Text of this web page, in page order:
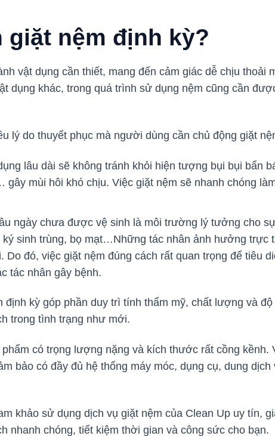
giặt nệm định kỳ?
vật dụng cần thiết, mang đến cảm giác dễ chịu thoải
dụng khác, trong quá trình sử dụng nệm cũng cần
lý do thuyết phục mà người dùng cần chủ động giặt
lâu dài sẽ không tránh khỏi hiện tượng bụi bụi bẩn
mùi hôi khó chịu. Việc giặt nệm sẽ nhanh chóng
ngày chưa được vệ sinh là môi trường lý tưởng cho
ký sinh trùng, bọ mạt…Những tác nhân ảnh hưởng trực
Do đó, việc giặt nệm đúng cách rất quan trọng để tiêu
tác nhân gây bệnh.
định kỳ góp phần duy trì tính thẩm mỹ, chất lượng và
trong tình trạng như mới.
có trọng lượng nặng và kích thước rất cồng kềnh.
bảo có đầy đủ hệ thống máy móc, dụng cụ, dung
khảo sử dụng dịch vụ giặt nệm của Clean Up uy tín,
nhanh chóng, tiết kiệm thời gian và công sức cho bạn.